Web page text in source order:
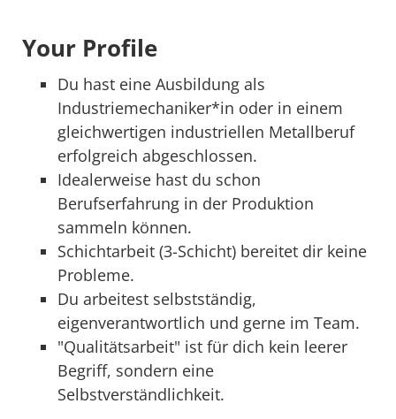
Your Profile
Du hast eine Ausbildung als
Industriemechaniker*in oder in einem
gleichwertigen industriellen Metallberuf
erfolgreich abgeschlossen.
Idealerweise hast du schon
Berufserfahrung in der Produktion
sammeln können.
Schichtarbeit (3-Schicht) bereitet dir keine
Probleme.
Du arbeitest selbstständig,
eigenverantwortlich und gerne im Team.
"Qualitätsarbeit" ist für dich kein leerer
Begriff, sondern eine
Selbstverständlichkeit.